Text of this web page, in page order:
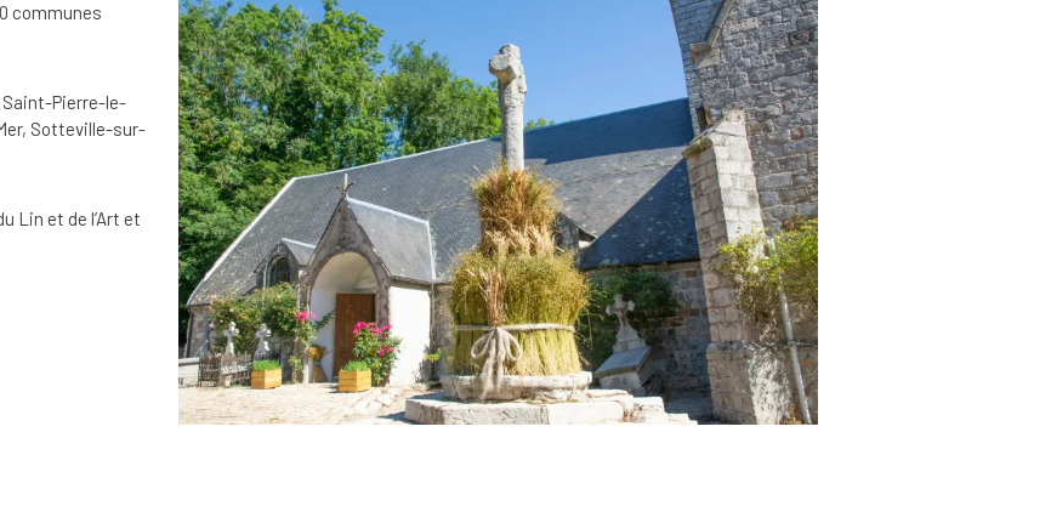
communes
Saint-Pierre-le-
Sotteville-sur-
Lin et de l’Art et